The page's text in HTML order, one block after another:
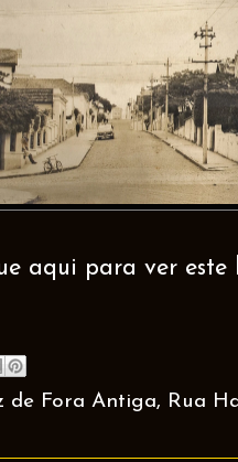
aqui para ver este
de Fora Antiga, Rua